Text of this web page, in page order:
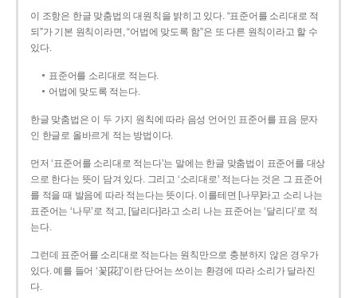
이 조항은 한글 맞춤법의 대원칙을 밝히고 있다. “표준어를 소리대로 적
되”가 기본 원칙이라면, “어법에 맞도록 함”은 또 다른 원칙이라고 할 수
있다.
표준어를 소리대로 적는다.
어법에 맞도록 적는다.
한글 맞춤법은 이 두 가지 원칙에 따라 음성 언어인 표준어를 표음 문자
인 한글로 올바르게 적는 방법이다.
먼저 ‘표준어를 소리대로 적는다’는 말에는 한글 맞춤법이 표준어를 대상
으로 한다는 뜻이 담겨 있다. 그리고 ‘소리대로’ 적는다는 것은 그 표준어
를 적을 때 발음에 따라 적는다는 뜻이다. 이를테면 [나무]라고 소리 나는
표준어는 ‘나무’로 적고, [달리다]라고 소리 나는 표준어는 ‘달리다’로 적
는다.
그런데 표준어를 소리대로 적는다는 원칙만으로 충분하지 않은 경우가
있다. 예를 들어 ‘꽃[花]’이란 단어는 쓰이는 환경에 따라 소리가 달라진
다.